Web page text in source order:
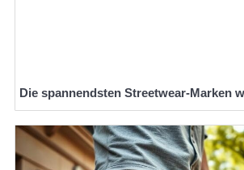
Die spannendsten Streetwear-Marken